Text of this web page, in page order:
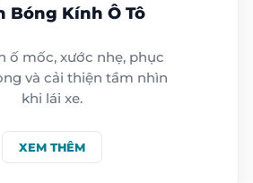
Bóng Kính Ô Tô
ố mốc, xước nhẹ, phục
và cải thiện tầm nhìn
khi lái xe.
XEM THÊM